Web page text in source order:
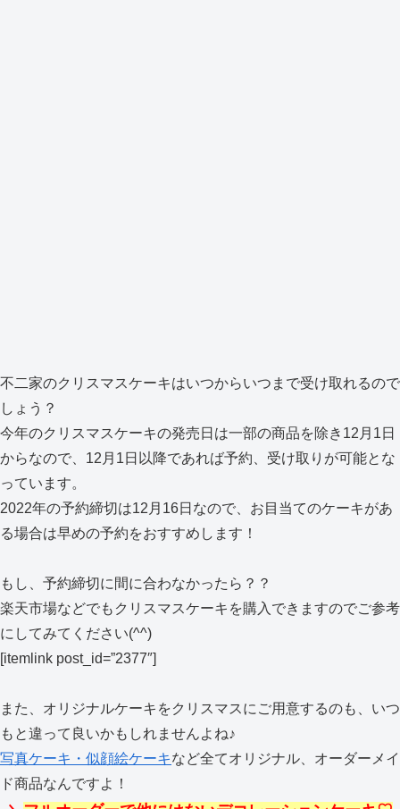
不二家のクリスマスケーキはいつからいつまで受け取れるので
しょう？
今年のクリスマスケーキの発売日は一部の商品を除き12月1日
からなので、12月1日以降であれば予約、受け取りが可能とな
っています。
2022年の予約締切は12月16日なので、お目当てのケーキがあ
る場合は早めの予約をおすすめします！
もし、予約締切に間に合わなかったら？？
楽天市場などでもクリスマスケーキを購入できますのでご参考
にしてみてください(^^)
[itemlink post_id=”2377″]
また、オリジナルケーキをクリスマスにご用意するのも、いつ
もと違って良いかもしれませんよね♪
写真ケーキ・似顔絵ケーキなど全てオリジナル、オーダーメイ
ド商品なんですよ！